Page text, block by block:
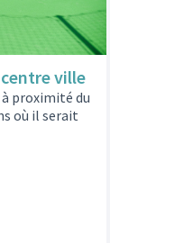
ville
proximité du
où il serait